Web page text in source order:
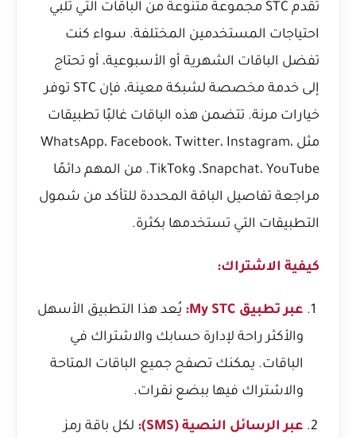
تقدم STC مجموعة متنوعة من الباقات التي تلبي
احتياجات المستخدمين المختلفة. سواء كنت
تفضل الباقات الشهرية أو الأسبوعية، أو تحتاج
إلى خدمة مخصصة لشبكة معينة، فإن STC توفر
خيارات مرنة. تتضمن هذه الباقات غالبًا تطبيقات
مثل WhatsApp، Facebook، Twitter، Instagram،
Snapchat، YouTube، وTikTok. من المهم دائمًا
مراجعة تفاصيل الباقة المحددة للتأكد من شمول
التطبيقات التي تستخدمها بكثرة.
كيفية الاشتراك:
عبر تطبيق My STC:
يُعد هذا التطبيق الأسهل
والأكثر راحة لإدارة حسابك والاشتراك في
الباقات. يمكنك تصفح جميع الباقات المتاحة
والاشتراك فيها ببضع نقرات.
عبر الرسائل النصية (SMS):
لكل باقة رمز